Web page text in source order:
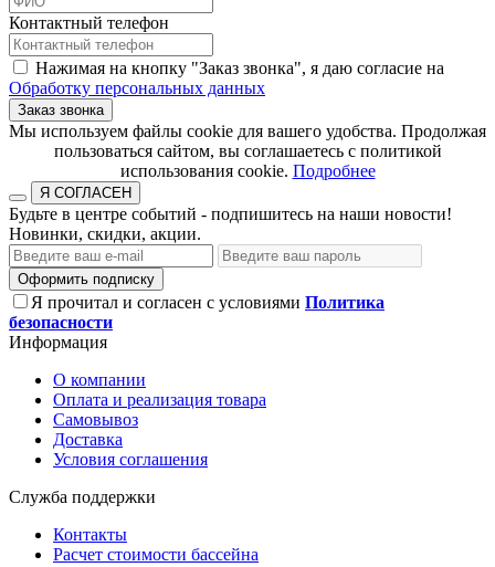
Контактный телефон
Нажимая на кнопку "Заказ звонка", я даю согласие на
Обработку персональных данных
Заказ звонка
​​​​​​​Мы используем файлы cookie для вашего удобства. Продолжая
пользоваться сайтом, вы соглашаетесь с политикой
использования cookie.​​​​​​​ Подробнее
Я СОГЛАСЕН
Будьте в центре событий - подпишитесь на наши новости!
Новинки, скидки, акции.
Оформить подписку
Я прочитал и согласен с условиями Политика
безопасности
Информация
О компании
Оплата и реализация товара
Самовывоз
Доставка
Условия соглашения
Служба поддержки
Контакты
Расчет стоимости бассейна